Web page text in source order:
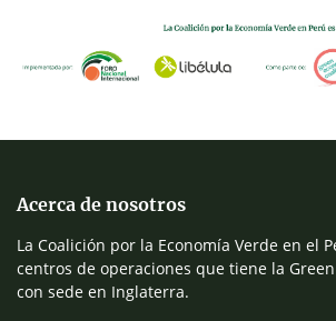
Acerca de nosotros
La Coalición por la Economía Verde en el
centros de operaciones que tiene la
con sede en Inglaterra.